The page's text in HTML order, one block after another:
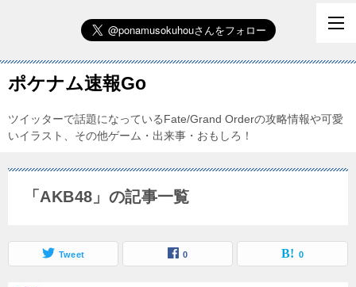
ポケナム速報Go
ツイッターで話題になっているFate/Grand Orderの攻略情報や可愛
いイラスト、その他ゲーム・出来事・おもしろ！
「AKB48」の記事一覧
Tweet 0 0